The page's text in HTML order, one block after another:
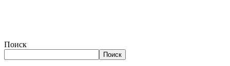
Поиск
Поиск